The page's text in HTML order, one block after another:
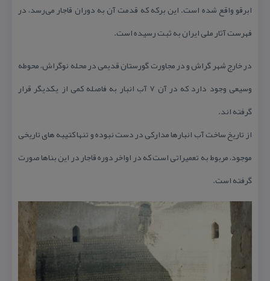
ابرقو واقع شده است. این بركه كه قدمت آن به دوران قاجار می‌رسد، در
فهرست آثار ملی ایران به ثبت رسیده است.
در خارج شهر گراش و در مجاورت گورستان قدیمی در محله نوگراش، محوطه
وسیعی وجود دارد كه در آن ۷ آب انبار به فاصله كمی از یكدیگر قرار
گرفته اند.
از تاریخ ساخت آب انبارها مداركی در دست نبوده و تنها كتیبه های تاریخی
موجود، مربوط به تعمیراتی است كه در اواخر دوره قاجار در این بناها صورت
گرفته است.